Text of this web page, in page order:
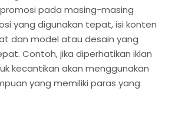
pada masing-masing
yang digunakan tepat, isi konten
dan model atau desain yang
Contoh, jika diperhatikan iklan
kecantikan akan menggunakan
yang memiliki paras yang